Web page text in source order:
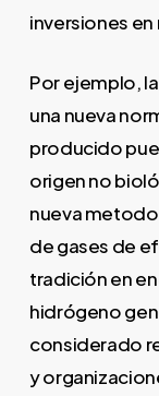
inversiones
Por ejemplo,
una nueva
producido
origen no
nueva
de gases de
tradición en
hidrógeno
considerado
y